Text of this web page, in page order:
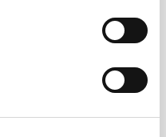
Mappa →